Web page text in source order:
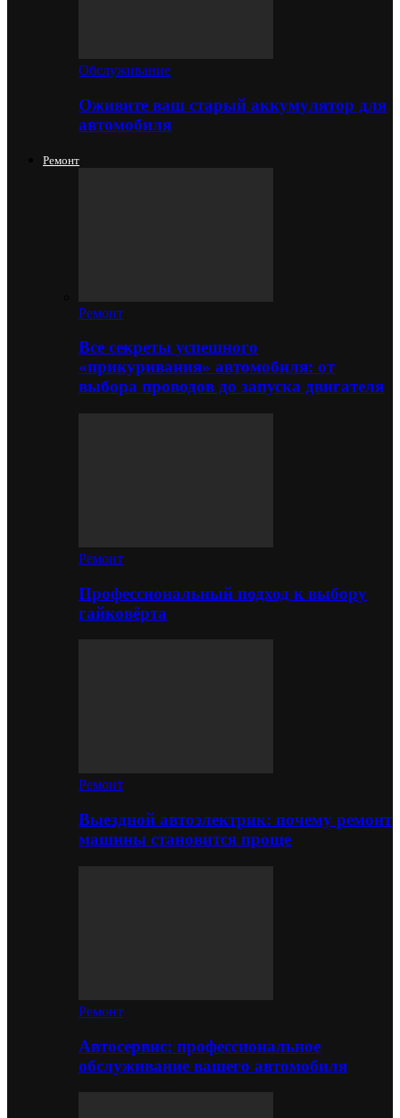
Обслуживание
Оживите ваш старый аккумулятор для
автомобиля
Ремонт
Ремонт
Все секреты успешного
«прикуривания» автомобиля: от
выбора проводов до запуска двигателя
Ремонт
Профессиональный подход к выбору
гайковёрта
Ремонт
Выездной автоэлектрик: почему ремонт
машины становится проще
Ремонт
Автосервис: профессиональное
обслуживание вашего автомобиля